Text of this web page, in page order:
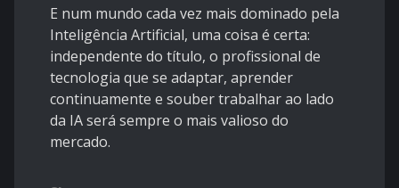
E num mundo cada vez mais dominado pela
Inteligência Artificial, uma coisa é certa:
independente do título, o profissional de
tecnologia que se adaptar, aprender
continuamente e souber trabalhar ao lado
da IA será sempre o mais valioso do
mercado.